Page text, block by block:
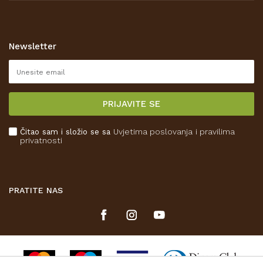
Korištenje kolačića
Reklamacije
Isporuka
Kako kupiti
Newsletter
PRIJAVITE SE
Čitao sam i složio se sa Uvjetima poslovanja i pravilima
privatnosti
PRATITE NAS